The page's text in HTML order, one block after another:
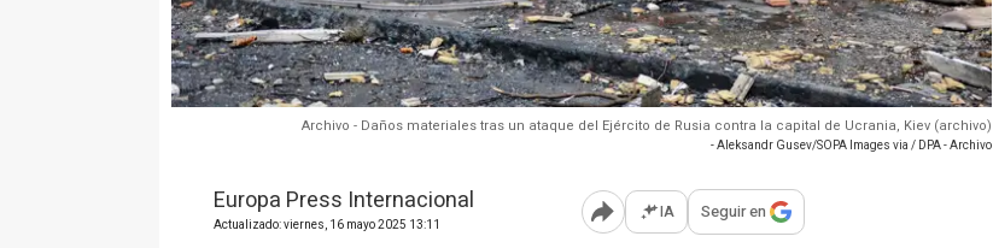
Archivo - Daños materiales tras un ataque del Ejército de Rusia contra la capital de Ucrania, Kiev (archivo)
- Aleksandr Gusev/SOPA Images via / DPA - Archivo
Europa Press Internacional
Actualizado: viernes, 16 mayo 2025 13:11 Abrir opciones para compartir
IA Seguir en